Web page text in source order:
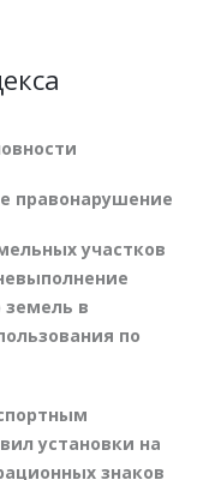
правонарушение
участков
земель в
по
установки на
знаков